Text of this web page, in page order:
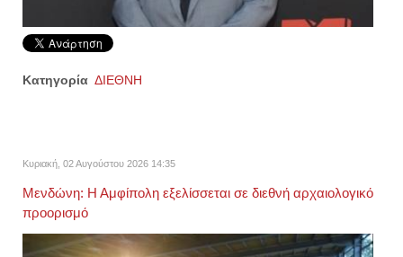
Κατηγορία ΔΙΕΘΝΗ
Κυριακή, 02 Αυγούστου 2026 14:35
Μενδώνη: Η Αμφίπολη εξελίσσεται σε διεθνή αρχαιολογικό
προορισμό